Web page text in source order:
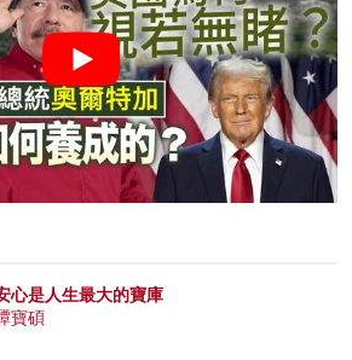
心是人生最大的寶庫
寶碩